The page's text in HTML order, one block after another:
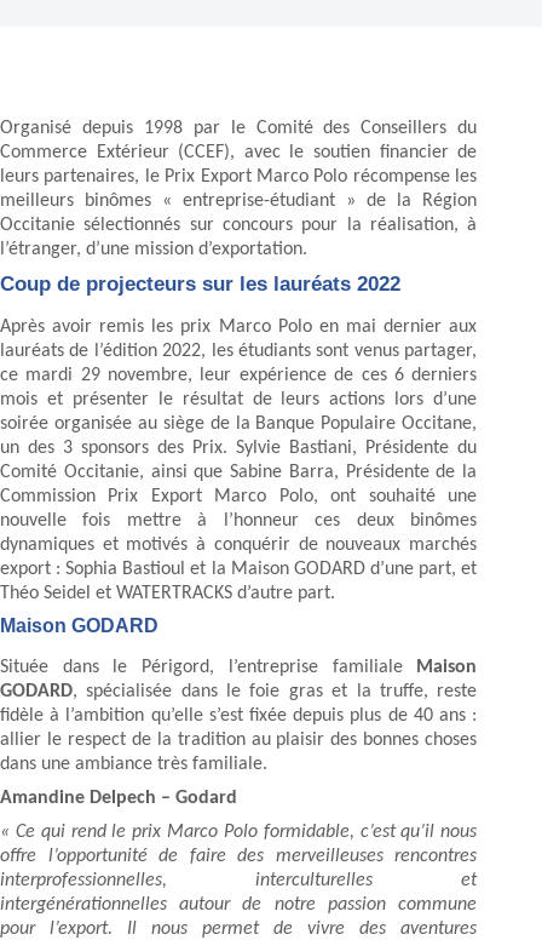
Organisé depuis 1998 par le Comité des Conseillers du
Commerce Extérieur (CCEF), avec le soutien financier de
leurs partenaires, le Prix Export Marco Polo récompense les
meilleurs binômes « entreprise-étudiant » de la Région
Occitanie sélectionnés sur concours pour la réalisation, à
l’étranger, d’une mission d’exportation.
Coup de projecteurs sur les lauréats 2022
Après avoir remis les prix Marco Polo en mai dernier aux
lauréats de l’édition 2022, les étudiants sont venus partager,
ce mardi 29 novembre, leur expérience de ces 6 derniers
mois et présenter le résultat de leurs actions lors d’une
soirée organisée au siège de la Banque Populaire Occitane,
un des 3 sponsors des Prix. Sylvie Bastiani, Présidente du
Comité Occitanie, ainsi que Sabine Barra, Présidente de la
Commission Prix Export Marco Polo, ont souhaité une
nouvelle fois mettre à l’honneur ces deux binômes
dynamiques et motivés à conquérir de nouveaux marchés
export : Sophia Bastioul et la Maison GODARD d’une part, et
Théo Seidel et WATERTRACKS d’autre part.
Maison GODARD
Située dans le Périgord, l’entreprise familiale
Maison
GODARD, spécialisée dans le foie gras et la truffe, reste
fidèle à l’ambition qu’elle s’est fixée depuis plus de 40 ans :
allier le respect de la tradition au plaisir des bonnes choses
dans une ambiance très familiale.
Amandine Delpech – Godard
« Ce qui rend le prix Marco Polo formidable, c’est qu’il nous
offre l’opportunité de faire des merveilleuses rencontres
interprofessionnelles, interculturelles et
intergénérationnelles autour de notre passion commune
pour l’export. Il nous permet de vivre des aventures